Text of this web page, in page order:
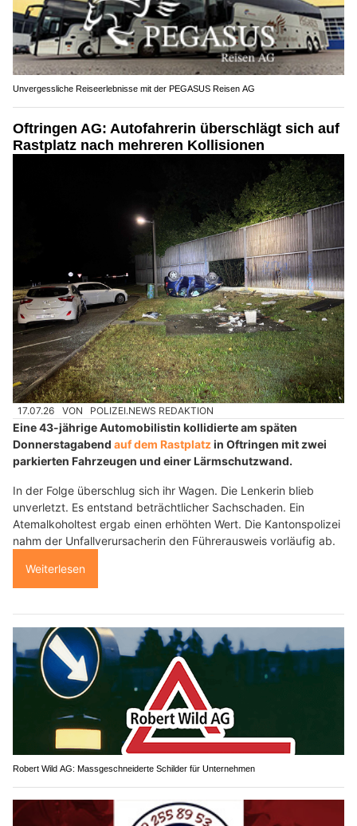
Unvergessliche Reiseerlebnisse mit der PEGASUS Reisen AG
Oftringen AG: Autofahrerin überschlägt sich auf
Rastplatz nach mehreren Kollisionen
17.07.26 VON POLIZEI.NEWS REDAKTION
Eine 43-jährige Automobilistin kollidierte am späten
Donnerstagabend auf dem Rastplatzin Oftringen mit zwei
parkierten Fahrzeugen und einer Lärmschutzwand.
In der Folge überschlug sich ihr Wagen. Die Lenkerin blieb
unverletzt. Es entstand beträchtlicher Sachschaden. Ein
Atemalkoholtest ergab einen erhöhten Wert. Die Kantonspolizei
nahm der Unfallverursacherin den Führerausweis vorläufig ab.
Weiterlesen
Robert Wild AG: Massgeschneiderte Schilder für Unternehmen